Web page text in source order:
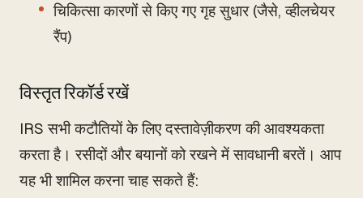
चिकित्सा कारणों से किए गए गृह सुधार (जैसे, व्हीलचेयर
रैंप)
विस्तृत रिकॉर्ड रखें
IRS सभी कटौतियों के लिए दस्तावेज़ीकरण की आवश्यकता
करता है। रसीदों और बयानों को रखने में सावधानी बरतें। आप
यह भी शामिल करना चाह सकते हैं: